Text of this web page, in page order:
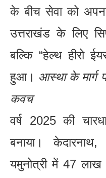
के बीच सेवा को
उत्तराखंड के लिए
बल्कि “हेल्थ हीरो
हुआ। आस्था के मार्ग
कवच
वर्ष 2025 की
बनाया।
यमुनोत्री में 47